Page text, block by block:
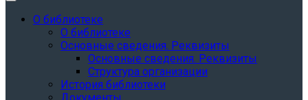
О библиотеке
О библиотеке
Основные сведения. Реквизиты
Основные сведения. Реквизиты
Структура организации
История библиотеки